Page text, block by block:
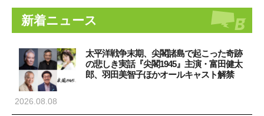
新着ニュース
太平洋戦争末期、尖閣諸島で起こった奇跡
の悲しき実話『尖閣1945』主演・富田健太
郎、羽田美智子ほかオールキャスト解禁
2026.08.08